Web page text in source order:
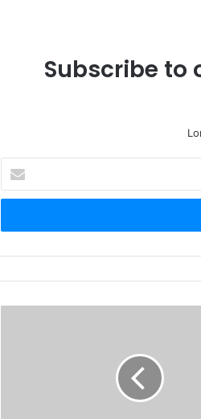
Subscribe to
t
r
u